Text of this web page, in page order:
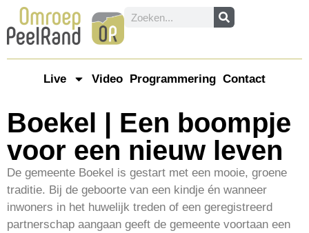
Live Video Programmering Contact
Boekel | Een boompje
voor een nieuw leven
De gemeente Boekel is gestart met een mooie, groene
traditie. Bij de geboorte van een kindje én wanneer
inwoners in het huwelijk treden of een geregistreerd
partnerschap aangaan geeft de gemeente voortaan een